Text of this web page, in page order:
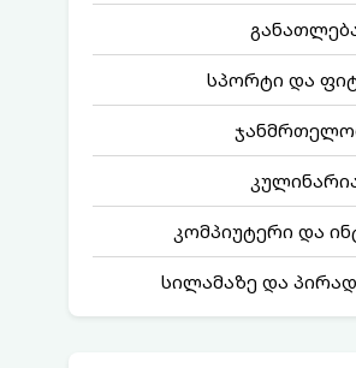
სპორტი და
კომპიუტერი და
სილამაზე და